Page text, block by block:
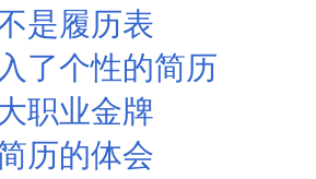
是履历表
了个性的简历
职业金牌
历的体会